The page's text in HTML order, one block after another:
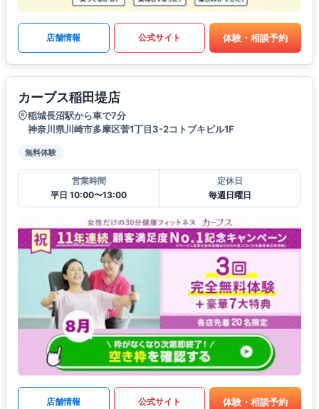
店舗情報 公式サイト 体験・相談予約
カーブス稲田堤店
稲城長沼駅から車で7分
神奈川県川崎市多摩区菅1丁目3-2コトブキビル1F
無料体験
営業時間
平日 10:00〜13:00
定休日
毎週日曜日
店舗情報 公式サイト 体験・相談予約